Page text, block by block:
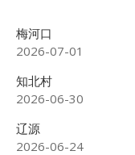
梅河口
2026-07-01
知北村
2026-06-30
辽源
2026-06-24